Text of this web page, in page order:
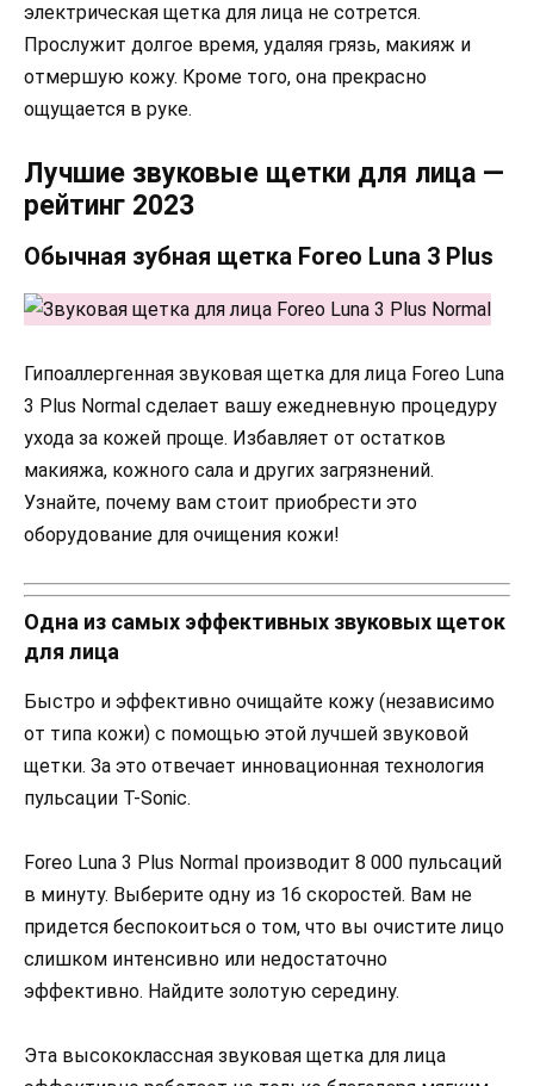
электрическая щетка для лица не сотрется.
Прослужит долгое время, удаляя грязь, макияж и
отмершую кожу. Кроме того, она прекрасно
ощущается в руке.
Лучшие звуковые щетки для лица —
рейтинг 2023
Обычная зубная щетка Foreo Luna 3 Plus
Гипоаллергенная звуковая щетка для лица Foreo Luna
3 Plus Normal сделает вашу ежедневную процедуру
ухода за кожей проще. Избавляет от остатков
макияжа, кожного сала и других загрязнений.
Узнайте, почему вам стоит приобрести это
оборудование для очищения кожи!
Одна из самых эффективных звуковых щеток
для лица
Быстро и эффективно очищайте кожу (независимо
от типа кожи) с помощью этой лучшей звуковой
щетки. За это отвечает инновационная технология
пульсации T-Sonic.
Foreo Luna 3 Plus Normal производит 8 000 пульсаций
в минуту. Выберите одну из 16 скоростей. Вам не
придется беспокоиться о том, что вы очистите лицо
слишком интенсивно или недостаточно
эффективно. Найдите золотую середину.
Эта высококлассная звуковая щетка для лица